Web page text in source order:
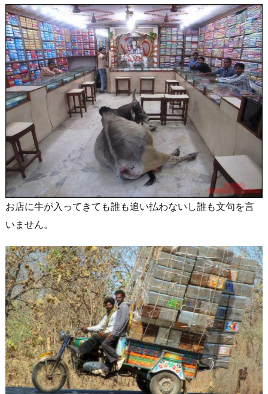
お店に牛が入ってきても誰も追い払わないし誰も文句を言
いません。